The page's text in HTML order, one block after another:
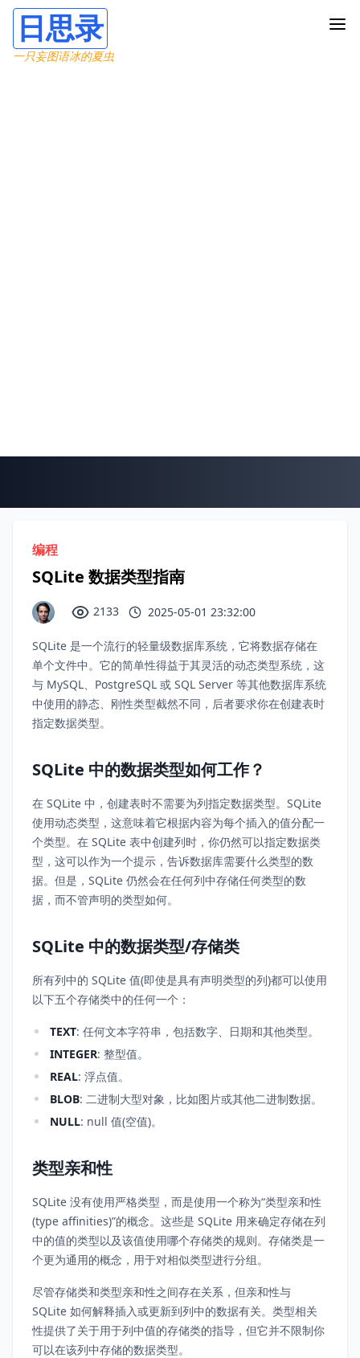
日思录
一只妄图语冰的夏虫
编程
SQLite 数据类型指南
2133 2025-05-01 23:32:00
SQLite 是一个流行的轻量级数据库系统，它将数据存储在
单个文件中。它的简单性得益于其灵活的动态类型系统，这
与 MySQL、PostgreSQL 或 SQL Server 等其他数据库系统
中使用的静态、刚性类型截然不同，后者要求你在创建表时
指定数据类型。
SQLite 中的数据类型如何工作？
在 SQLite 中，创建表时不需要为列指定数据类型。SQLite
使用动态类型，这意味着它根据内容为每个插入的值分配一
个类型。在 SQLite 表中创建列时，你仍然可以指定数据类
型，这可以作为一个提示，告诉数据库需要什么类型的数
据。但是，SQLite 仍然会在任何列中存储任何类型的数
据，而不管声明的类型如何。
SQLite 中的数据类型/存储类
所有列中的 SQLite 值(即使是具有声明类型的列)都可以使用
以下五个存储类中的任何一个：
TEXT: 任何文本字符串，包括数字、日期和其他类型。
INTEGER: 整型值。
REAL: 浮点值。
BLOB: 二进制大型对象，比如图片或其他二进制数据。
NULL: null 值(空值)。
类型亲和性
SQLite 没有使用严格类型，而是使用一个称为“类型亲和性
(type affinities)”的概念。这些是 SQLite 用来确定存储在列
中的值的类型以及该值使用哪个存储类的规则。存储类是一
个更为通用的概念，用于对相似类型进行分组。
尽管存储类和类型亲和性之间存在关系，但亲和性与
SQLite 如何解释插入或更新到列中的数据有关。类型相关
性提供了关于用于列中值的存储类的指导，但它并不限制你
可以在该列中存储的数据类型。